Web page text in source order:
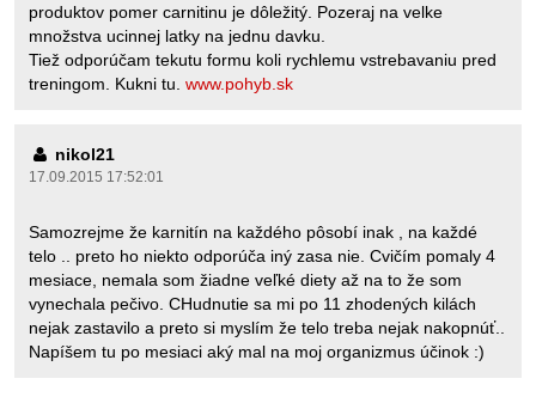
produktov pomer carnitinu je dôležitý. Pozeraj na velke
množstva ucinnej latky na jednu davku.
Tiež odporúčam tekutu formu koli rychlemu vstrebavaniu pred
treningom. Kukni tu. www.pohyb.sk
nikol21
17.09.2015 17:52:01
Samozrejme že karnitín na každého pôsobí inak , na každé
telo .. preto ho niekto odporúča iný zasa nie. Cvičím pomaly 4
mesiace, nemala som žiadne veľké diety až na to že som
vynechala pečivo. CHudnutie sa mi po 11 zhodených kilách
nejak zastavilo a preto si myslím že telo treba nejak nakopnúť..
Napíšem tu po mesiaci aký mal na moj organizmus účinok :)